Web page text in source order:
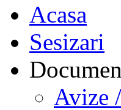
Acasa
Sesizari
Avize